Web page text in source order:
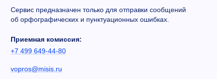
Сервис предназначен только для отправки сообщений
об орфографических и пунктуационных ошибках.
Приемная комиссия:
+7 499 649-44-80
vopros@misis.ru